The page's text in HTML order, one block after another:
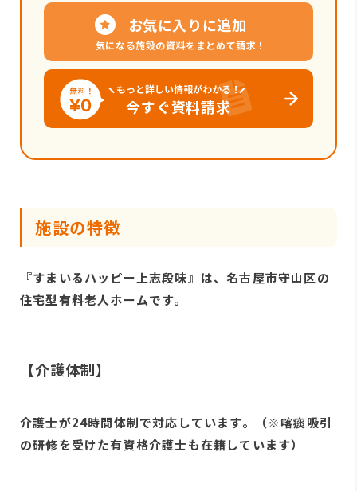
お気に入りに追加
気になる施設の資料をまとめて請求！
もっと詳しい情報がわかる！
今すぐ資料請求
施設の特徴
『すまいるハッピー上志段味』は、名古屋市守山区の
住宅型有料老人ホームです。
【介護体制】
介護士が24時間体制で対応しています。（※喀痰吸引
の研修を受けた有資格介護士も在籍しています）